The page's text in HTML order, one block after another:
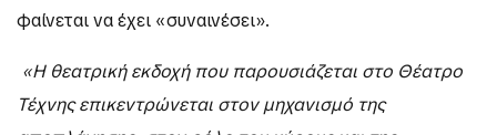
φαίνεται να έχει «συναινέσει».
«Η θεατρική εκδοχή που παρουσιάζεται στο Θέατρο
Τέχνης επικεντρώνεται στον μηχανισμό της